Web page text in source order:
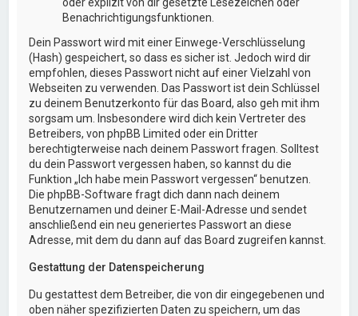
Benachrichtigungsfunktionen.
Dein Passwort wird mit einer Einwege-Verschlüsselung
(Hash) gespeichert, so dass es sicher ist. Jedoch wird dir
empfohlen, dieses Passwort nicht auf einer Vielzahl von
Webseiten zu verwenden. Das Passwort ist dein Schlüssel
zu deinem Benutzerkonto für das Board, also geh mit ihm
sorgsam um. Insbesondere wird dich kein Vertreter des
Betreibers, von phpBB Limited oder ein Dritter
berechtigterweise nach deinem Passwort fragen. Solltest
du dein Passwort vergessen haben, so kannst du die
Funktion „Ich habe mein Passwort vergessen“ benutzen.
Die phpBB-Software fragt dich dann nach deinem
Benutzernamen und deiner E-Mail-Adresse und sendet
anschließend ein neu generiertes Passwort an diese
Adresse, mit dem du dann auf das Board zugreifen kannst.
Gestattung der Datenspeicherung
Du gestattest dem Betreiber, die von dir eingegebenen und
oben näher spezifizierten Daten zu speichern, um das